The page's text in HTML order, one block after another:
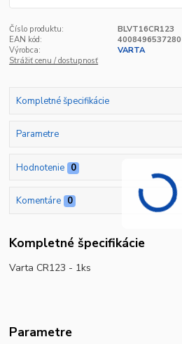
Číslo produktu:
BLVT16CR123
EAN kód:
4008496537280
Výrobca:
VARTA
Strážiť cenu / dostupnosť
Kompletné špecifikácie
Parametre
Hodnotenie 0
Komentáre 0
Kompletné špecifikácie
Varta CR123 - 1ks
Parametre